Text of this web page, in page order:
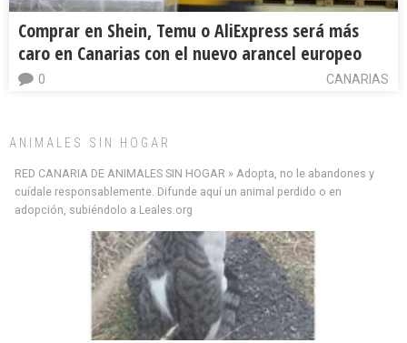
Comprar en Shein, Temu o AliExpress será más
caro en Canarias con el nuevo arancel europeo
CANARIAS
0
ANIMALES SIN HOGAR
RED CANARIA DE ANIMALES SIN HOGAR » Adopta, no le abandones y
cuídale responsablemente. Difunde aquí un animal perdido o en
adopción, subiéndolo a Leales.org